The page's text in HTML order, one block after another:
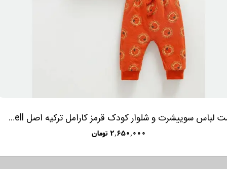
ست لباس سوییشرت و شلوار کودک قرمز کارامل ترکیه اصل caramell
۲,۶۵۰,۰۰۰ تومان